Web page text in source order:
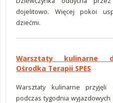
dojelitowo. Więcej pokoi
dziećmi.
Warsztaty kulinarne
Ośrodka Terapii SPES
Warsztaty kulinarne przyjęli
podczas tygodnia